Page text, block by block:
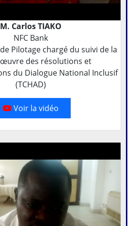
M. Carlos TIAKO
NFC Bank
Voir la vidéo